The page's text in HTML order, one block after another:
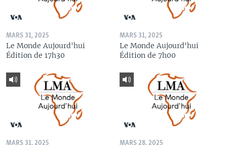
MARS 31, 2025
Le Monde Aujourd'hui
Édition de 17h30
MARS 31, 2025
Le Monde Aujourd'hui
Édition de 7h00
MARS 31, 2025 MARS 28, 2025